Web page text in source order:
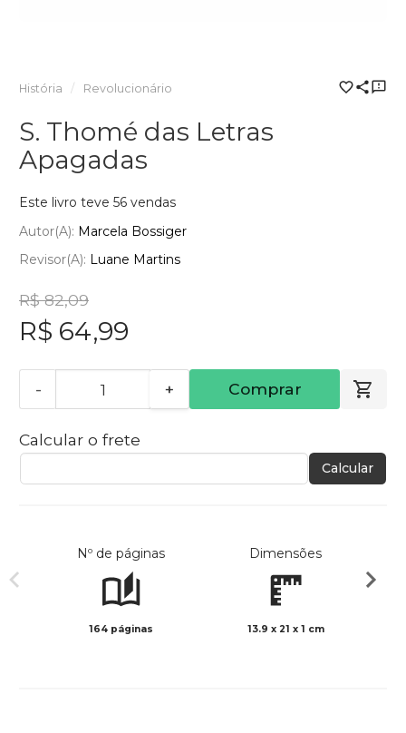
História Revolucionário
S. Thomé das Letras
Apagadas
Este livro teve 56 vendas
Autor(a): Marcela Bossiger
Revisor(a): Luane Martins
R$ 82,09
R$ 64,99
- + Comprar
Calcular o frete
Calcular
Nº de páginas
164 páginas
Dimensões
13.9 x 21 x 1 cm